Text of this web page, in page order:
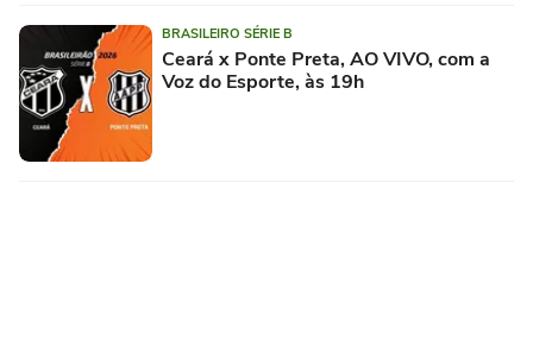
BRASILEIRO SÉRIE B
Ceará x Ponte Preta, AO VIVO, com a
Voz do Esporte, às 19h